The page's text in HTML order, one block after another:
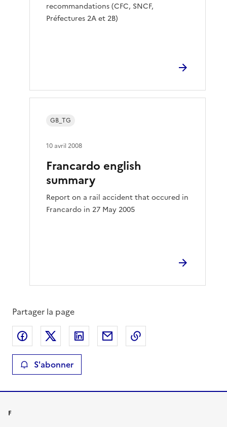
recommandations (CFC, SNCF,
Préfectures 2A et 2B)
Francardo english
summary
Report on a rail accident that occured in
Francardo in 27 May 2005
GB_TG
10 avril 2008
Partager la page
Partager sur Facebook
Partager sur XPartager sur LinkedIn
Partager par email
S'abonner
F